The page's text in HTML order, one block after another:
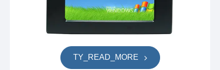
TY_READ_MORE